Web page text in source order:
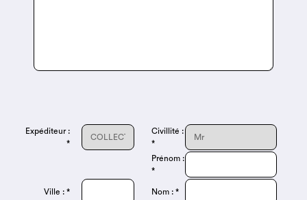
Expéditeur :
*
Civillité :
*
Prénom :
*
Ville : * Nom : *